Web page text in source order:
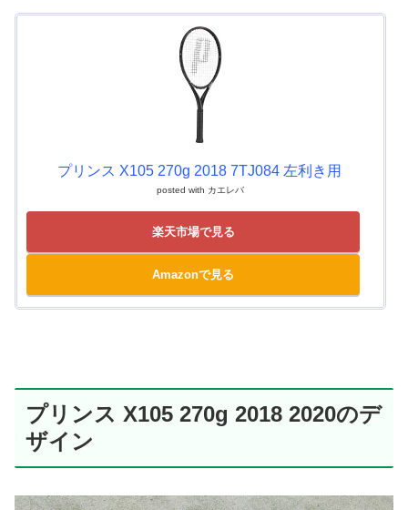
プリンス X105 270g 2018 7TJ084 左利き用
posted with カエレバ
楽天市場で見る
Amazonで見る
プリンス X105 270g 2018 2020のデ
ザイン